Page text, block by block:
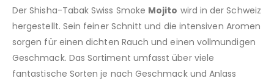
Der Shisha-Tabak Swiss Smoke Mojito wird in der Schweiz
hergestellt. Sein feiner Schnitt und die intensiven Aromen
sorgen für einen dichten Rauch und einen vollmundigen
Geschmack. Das Sortiment umfasst über viele
fantastische Sorten je nach Geschmack und Anlass